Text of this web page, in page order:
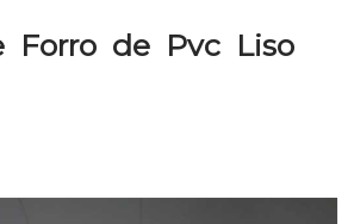
Forro de Pvc Liso